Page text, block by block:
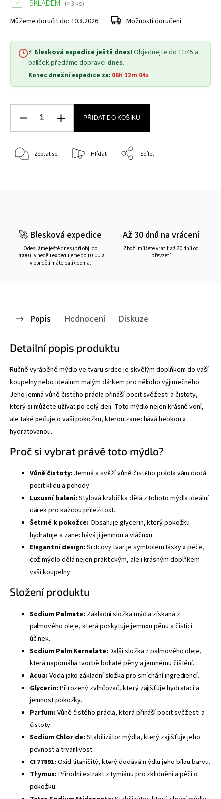
⚡ Blesková expedice ještě dnes! Objednejte do 13:45 a
balíček předáme dopravci dnes.
Konec dnešní expedice za: 06h 12m 03s
SKLADEM (>3 ks)
Můžeme doručit do: 10.8.2026 Možnosti doručení
PŘIDAT DO KOŠÍKU
Zeptat se Hlídat Sdílet
🚀 Blesková expedice
Odesíláme ještě dnes (při obj. do
14:00). V neděli expedujeme do 10:00 a
v pondělí máte balík doma.
Až 30 dnů na vrácení
Zboží můžete vrátit až 30 dnů od
převzetí
Popis Hodnocení Diskuze
Detailní popis produktu
Ručně vyráběné mýdlo ve tvaru srdce je skvělým doplňkem do vaší
koupelny nebo ideálním malým dárkem pro někoho výjimečného.
Jeho jemná vůně čistého prádla přináší pocit svěžesti a čistoty,
který si můžete užívat po celý den. Toto mýdlo nejen krásně voní,
ale také pečuje o vaši pokožku, kterou zanechává hebkou a
hydratovanou.
Proč si vybrat právě toto mýdlo?
Vůně čistoty: Jemná a svěží vůně čistého prádla vám dodá
pocit klidu a pohody.
Luxusní balení: Stylová krabička dělá z tohoto mýdla ideální
dárek pro každou příležitost.
Šetrné k pokožce: Obsahuje glycerin, který pokožku
hydratuje a zanechává ji jemnou a vláčnou.
Elegantní design: Srdcový tvar je symbolem lásky a péče,
což mýdlo dělá nejen praktickým, ale i krásným doplňkem
vaší koupelny.
Složení produktu
Sodium Palmate: Základní složka mýdla získaná z
palmového oleje, která poskytuje jemnou pěnu a čisticí
účinek.
Sodium Palm Kernelate: Další složka z palmového oleje,
která napomáhá tvorbě bohaté pěny a jemnému čištění.
Aqua: Voda jako základní složka pro smíchání ingrediencí.
Glycerin: Přirozený zvlhčovač, který zajišťuje hydrataci a
jemnost pokožky.
Parfum: Vůně čistého prádla, která přináší pocit svěžesti a
čistoty.
Sodium Chloride: Stabilizátor mýdla, který zajišťuje jeho
pevnost a trvanlivost.
CI 77891: Oxid titaničitý, který dodává mýdlu jeho bílou barvu.
Thymus: Přírodní extrakt z tymiánu pro zklidnění a péči o
pokožku.